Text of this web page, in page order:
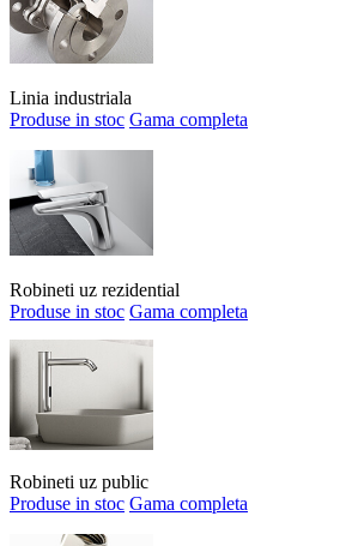
Linia industriala
Produse in stoc Gama completa
Robineti uz rezidential
Produse in stoc Gama completa
Robineti uz public
Produse in stoc Gama completa